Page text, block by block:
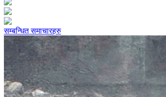
सम्बन्धित समाचारहरु